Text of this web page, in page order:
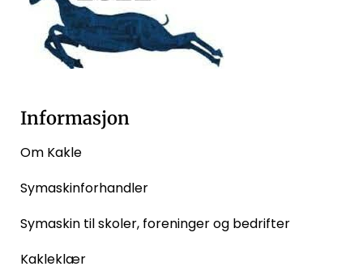
Informasjon
Om Kakle
Symaskinforhandler
Symaskin til skoler, foreninger og bedrifter
Kakleklær